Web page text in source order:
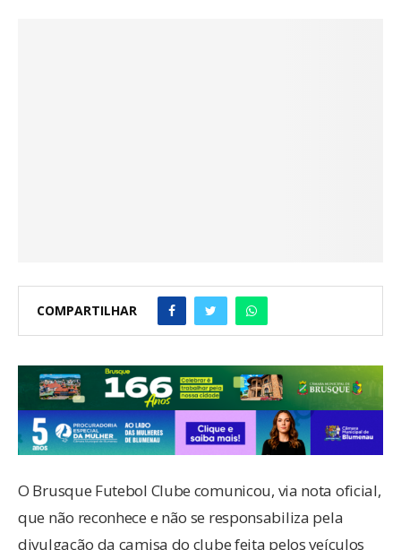
COMPARTILHAR
O Brusque Futebol Clube comunicou, via nota oficial,
que não reconhece e não se responsabiliza pela
divulgação da camisa do clube feita pelos veículos